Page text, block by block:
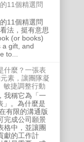
11個精選問
11個精選問
法，挺有意思
(or books)
a gift, and
to...
什麼？一張表
素，讓團隊凝
敏捷調整行動
我稱它為「一
」。為什麼是
有限的溝通版
完成公司願景
格中，並讓團
獻的工作計